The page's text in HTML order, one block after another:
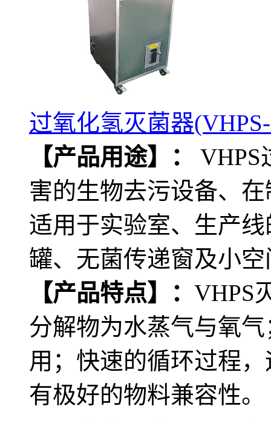
过氧化氢灭菌器
【产品用途】：
VHPS
害的生物去污设备、
适用于实验室、生产
罐、无菌传递窗及小
【产品特点】： VHPS
分解物为水蒸气与氧
用；快速的循环过程
有极好的物料兼容性。